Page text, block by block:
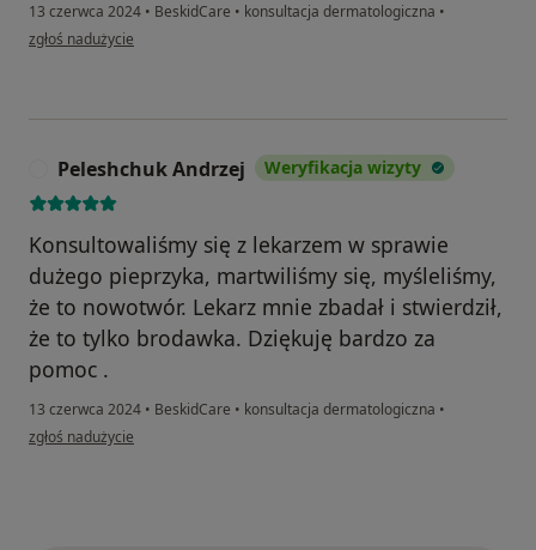
13 czerwca 2024 • BeskidCare • konsultacja dermatologiczna •
w opinii użytkownika K.Y
zgłoś nadużycie
Peleshchuk Andrzej Weryfikacja wizyty
Konsultowaliśmy się z lekarzem w sprawie
dużego pieprzyka, martwiliśmy się, myśleliśmy,
że to nowotwór. Lekarz mnie zbadał i stwierdził,
że to tylko brodawka. Dziękuję bardzo za
pomoc .
13 czerwca 2024 • BeskidCare • konsultacja dermatologiczna •
w opinii użytkownika Peleshchuk Andrzej
zgłoś nadużycie